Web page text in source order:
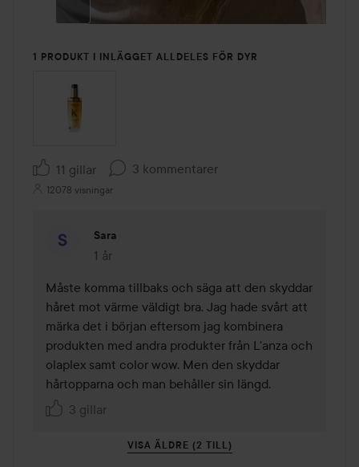
1 PRODUKT I INLÄGGET ALLDELES FÖR DYR
11 gillar 3 kommentarer
12078 visningar
Sara
1 år
Kommentaren lades 1 år
Måste komma tillbaks och säga att den skyddar
håret mot värme väldigt bra. Jag hade svårt att
märka det i början eftersom jag kombinera
produkten med andra produkter från L'anza och
olaplex samt color wow. Men den skyddar
hårtopparna och man behåller sin längd.
3 gillar
VISA ÄLDRE (2 TILL)